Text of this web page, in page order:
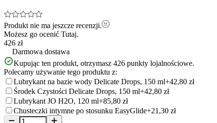
Produkt nie ma jeszcze recenzji.
Możesz go ocenić Tutaj.
426 zł
Darmowa dostawa
Kupując ten produkt, otrzymasz 426 punkty lojalnościowe.
Polecamy używanie tego produktu z:
Lubrykant na bazie wody Delicate Drops, 150 ml+42,80 zł
Środek Czystości Delicate Drops, 150 ml+42,80 zł
Lubrykant JO H2O, 120 ml+85,80 zł
Chusteczki intymne po stosunku EasyGlide+21,30 zł